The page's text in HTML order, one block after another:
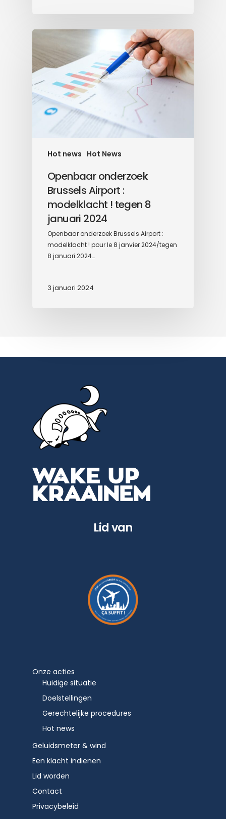
Hot news Hot News
Openbaar onderzoek
Brussels Airport :
modelklacht ! tegen 8
januari 2024
Openbaar onderzoek Brussels Airport :
modelklacht ! pour le 8 janvier 2024/tegen
8 januari 2024…
3 januari 2024
Lid van
Onze acties
Huidige situatie
Doelstellingen
Gerechtelijke procedures
Hot news
Geluidsmeter & wind
Een klacht indienen
Lid worden
Contact
Privacybeleid